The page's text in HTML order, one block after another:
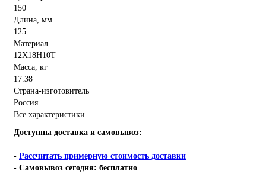
150
Длина, мм
125
Материал
12Х18Н10Т
Масса, кг
17.38
Страна-изготовитель
Россия
Все характеристики
Доступны доставка и самовывоз:
- Рассчитать примерную стоимость доставки
- Самовывоз сегодня: бесплатно